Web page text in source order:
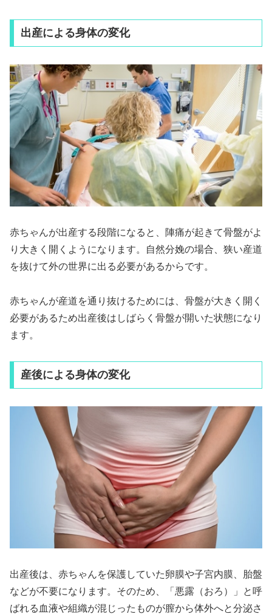
出産による身体の変化
赤ちゃんが出産する段階になると、陣痛が起きて骨盤がよ
り大きく開くようになります。自然分娩の場合、狭い産道
を抜けて外の世界に出る必要があるからです。
赤ちゃんが産道を通り抜けるためには、骨盤が大きく開く
必要があるため出産後はしばらく骨盤が開いた状態になり
ます。
産後による身体の変化
出産後は、赤ちゃんを保護していた卵膜や子宮内膜、胎盤
などが不要になります。そのため、「悪露（おろ）」と呼
ばれる血液や組織が混じったものが膣から体外へと分泌さ